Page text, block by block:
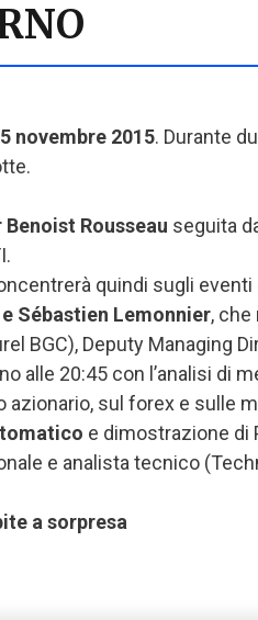
novembre 2015. Durante
Rousseau seguita
quindi sugli
Sébastien Lemonnier,
BGC), Deputy Managing
alle 20:45 con l’analisi di
sul forex e sulle
e dimostrazione di
e analista tecnico
a sorpresa